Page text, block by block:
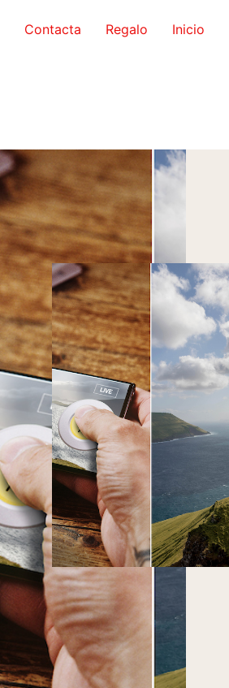
Contacta Regalo Inicio